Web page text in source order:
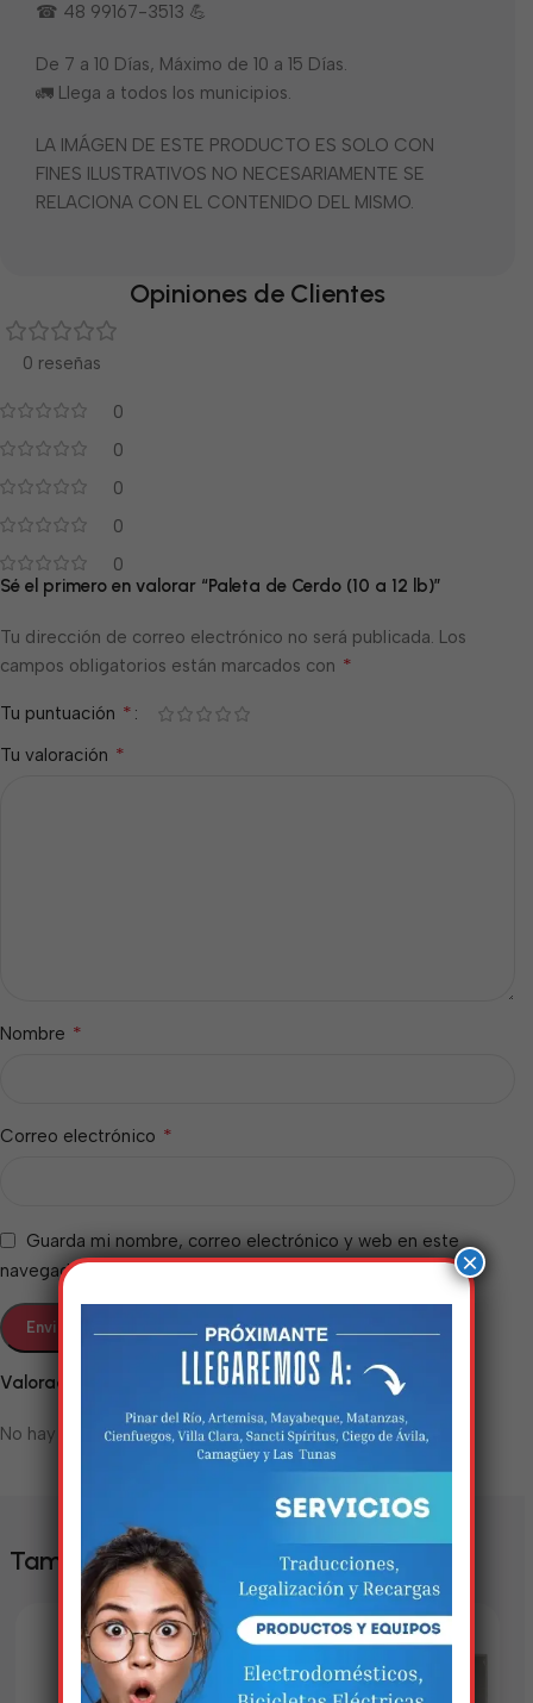
☎ 48 99167-3513 💪
De 7 a 10 Días, Máximo de 10 a 15 Días.
🚛 Llega a todos los municipios.
LA IMÁGEN DE ESTE PRODUCTO ES SOLO CON
FINES ILUSTRATIVOS NO NECESARIAMENTE SE
RELACIONA CON EL CONTENIDO DEL MISMO.
Opiniones de Clientes
0 reseñas
0
0
0
0
0
Valoraciones
No hay valoraciones aún.
Sé el primero en valorar “Paleta de Cerdo (10 a 12 lb)”
Tu dirección de correo electrónico no será publicada. Los
campos obligatorios están marcados con *
Tu puntuación *
Tu valoración *
Nombre *
Correo electrónico *
Guarda mi nombre, correo electrónico y web en este
navegador para la próxima vez que comente.
También te puede interesar
×
Estamos trabalhando
nisso!
Em breve, esta página estará
disponível com novidades
incríveis. Agradecemos pela
paciência e compreensão.